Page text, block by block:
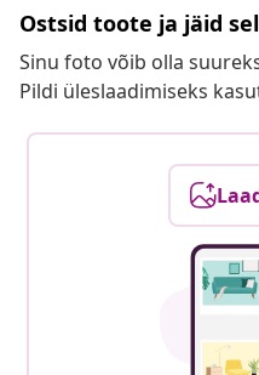
Ostsid toote ja jäid
Sinu foto võib olla
Pildi üleslaadimiseks